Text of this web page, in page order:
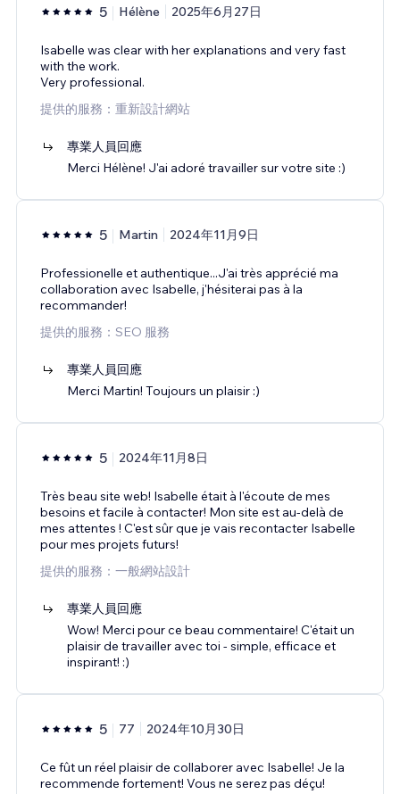
5 Hélène 2025年6月27日
Isabelle was clear with her explanations and very fast
with the work.
Very professional.
提供的服務：重新設計網站
專業人員回應
Merci Hélène! J'ai adoré travailler sur votre site :)
5 Martin 2024年11月9日
Professionelle et authentique...J'ai très apprécié ma
collaboration avec Isabelle, j'hésiterai pas à la
recommander!
提供的服務：SEO 服務
專業人員回應
Merci Martin! Toujours un plaisir :)
5 2024年11月8日
Très beau site web! Isabelle était à l'écoute de mes
besoins et facile à contacter! Mon site est au-delà de
mes attentes ! C'est sûr que je vais recontacter Isabelle
pour mes projets futurs!
提供的服務：一般網站設計
專業人員回應
Wow! Merci pour ce beau commentaire! C'était un
plaisir de travailler avec toi - simple, efficace et
inspirant! :)
5 77 2024年10月30日
Ce fût un réel plaisir de collaborer avec Isabelle! Je la
recommende fortement! Vous ne serez pas déçu!